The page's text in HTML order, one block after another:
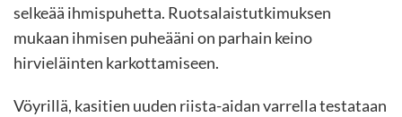
selkeää ihmispuhetta. Ruotsalaistutkimuksen
mukaan ihmisen puheääni on parhain keino
hirvieläinten karkottamiseen.
Vöyrillä, kasitien uuden riista-aidan varrella testataan